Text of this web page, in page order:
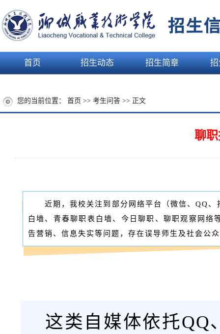
首页 招生动态 招生简章
您的当前位置： 首页 >> 考生问答 >> 正文
聊
近期，我校关注到部分网络平台（微信、QQ
白墙、青春聊职表白墙、今日聊职、聊职观察网
告营销、信息失实等问题，存在误导师生及社会公
这类自媒体依托QQ